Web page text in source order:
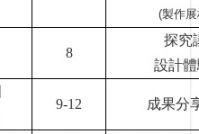
(製作
8
探究
設計
9-12 成果分